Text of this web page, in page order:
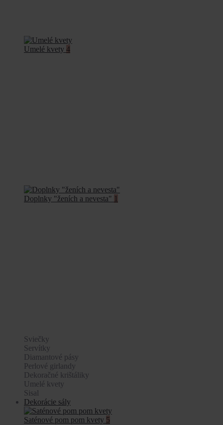
Umelé kvety 4
Doplnky "ženích a nevesta" 1
Sviečky
Servítky
Diamantové pásy
Perlové girlandy
Dekoračné krištáliky
Umelé kvety
Sisal
Dekorácie sály
Saténové pom pom kvety 5